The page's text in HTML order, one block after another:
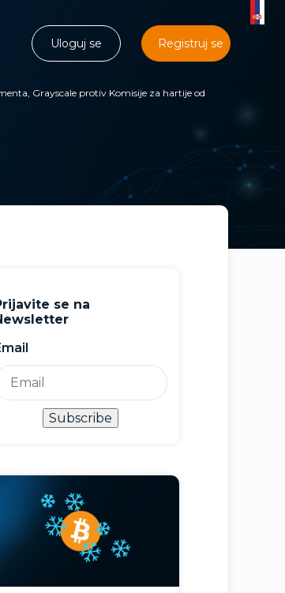
Uloguj se Registruj se
Grayscale protiv Komisije za hartije od
se na
Subscribe